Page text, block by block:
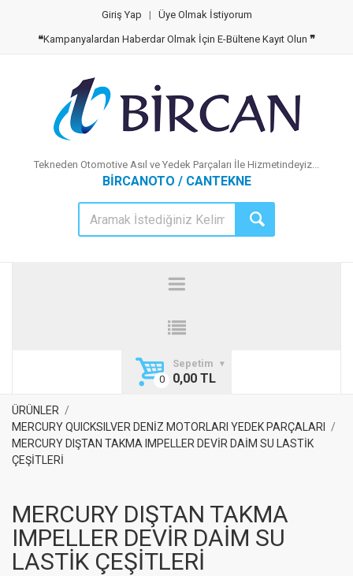
Giriş Yap | Üye Olmak İstiyorum
❝Kampanyalardan Haberdar Olmak İçin E-Bültene Kayıt Olun ❞
Tekneden Otomotive Asıl ve Yedek Parçaları İle Hizmetindeyiz...
BİRCANOTO / CANTEKNE
Sepetim
0,00 TL
ÜRÜNLER
MERCURY QUICKSILVER DENİZ MOTORLARI YEDEK PARÇALARI
MERCURY DIŞTAN TAKMA IMPELLER DEVİR DAİM SU LASTİK
ÇEŞİTLERİ
MERCURY DIŞTAN TAKMA
IMPELLER DEVİR DAİM SU
LASTİK ÇEŞİTLERİ